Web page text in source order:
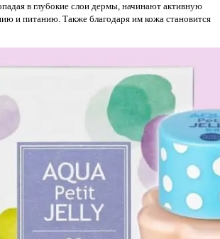
в глубокие слои дермы, начинают активную
и питанию. Также благодаря им кожа становится